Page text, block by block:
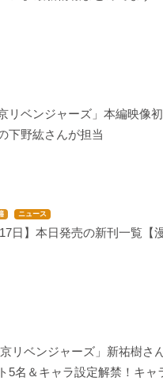
リベンジャーズ」本編映像
下野紘さんが担当
ニュース
17日】本日発売の新刊一覧【
リベンジャーズ」新祐樹さ
5名＆キャラ設定解禁！キ